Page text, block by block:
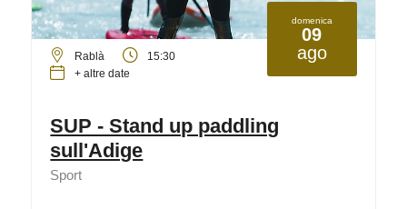
domenica
09
ago
Rablà
15:30
+ altre date
SUP - Stand up paddling
sull'Adige
Sport